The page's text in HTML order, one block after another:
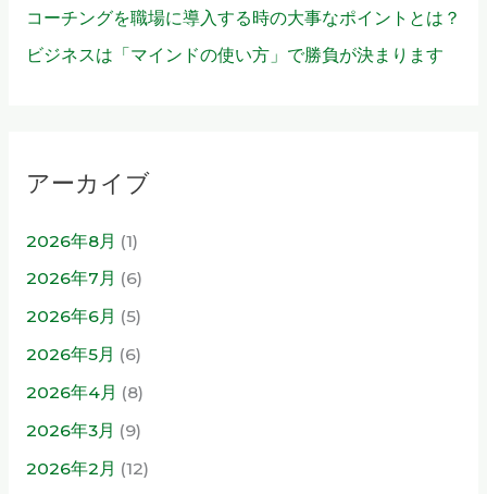
コーチングを職場に導入する時の大事なポイントとは？
ビジネスは「マインドの使い方」で勝負が決まります
アーカイブ
2026年8月 (1)
2026年7月 (6)
2026年6月 (5)
2026年5月 (6)
2026年4月 (8)
2026年3月 (9)
2026年2月 (12)